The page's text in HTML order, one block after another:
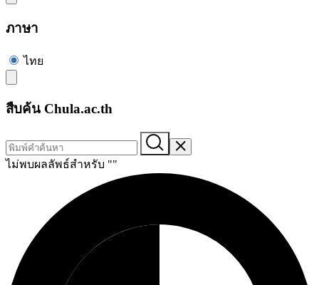
ภาษา
ไทย
สืบค้น Chula.ac.th
ไม่พบผลลัพธ์สำหรับ ""